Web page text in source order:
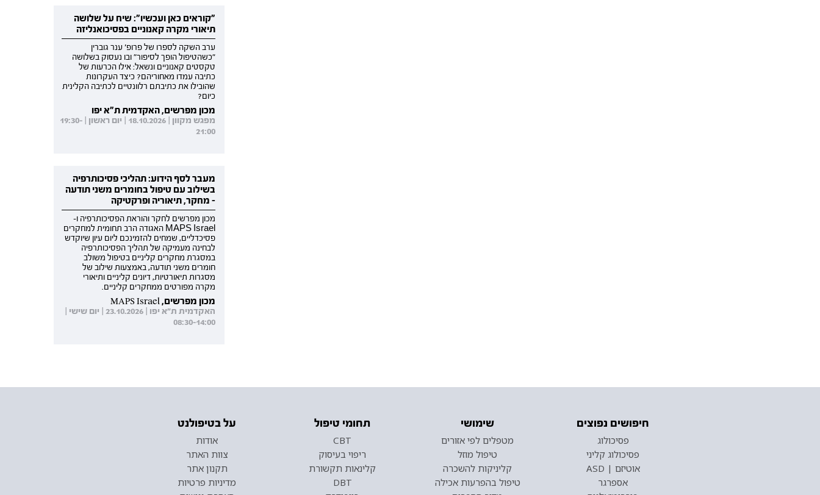
"קוראים כאן ועכשיו": שיח על שלושה
תיאורי מקרה קאנוניים בפסיכואנליזה
ערב השקה לספרו של פרופ' ענר גוברין
"כשהטיפול הופך לסיפור" ובו נעסוק בשלושה
טקסטים קאנוניים ונשאל: אילו הכרעות של
כתיבה עמדו מאחוריהם? כיצד העקרונות
שהובילו את כתיבתם רלוונטיים לכתיבה הקלינית
כיום?
מכון מפרשים, האקדמית ת"א יפו
מפגש מקוון | 18.10.2026 | יום ראשון | 19:30-
21:00
מעבר לסף הידוע: תהליכי פסיכותרפיה
בשילוב עם טיפול בחומרים משני תודעה
- מחקר, תיאוריה ופרקטיקה
מכון מפרשים לחקר והוראת הפסיכותרפיה ו-
MAPS Israel האגודה הרב תחומית למחקרים
פסיכדליים, שמחים להזמינכם ליום עיון שיוקדש
לבחינה מעמיקה של תהליך הפסיכותרפיה
במסגרת מחקרים קליניים בטיפול משולב
חומרים משני תודעה, באמצעות שילוב של
מסגרות תיאורטיות, דיונים קליניים ותיאורי
מקרה מפורטים ממחקרים קליניים.
מכון מפרשים, MAPS Israel
האקדמית ת"א יפו | 23.10.2026 | יום שישי |
08:30-14:00
חיפושים נפוצים
פסיכולוג
פסיכולוג קליני
אוטיזם | ASD
אספרגר
שימושי
מטפלים לפי אזורים
טיפול מוזל
קליניקות להשכרה
טיפול בהפרעות אכילה
תחומי טיפול
CBT
ריפוי בעיסוק
קלינאות תקשורת
DBT
על בטיפולנט
אודות
צוות האתר
תקנון אתר
מדיניות פרטיות